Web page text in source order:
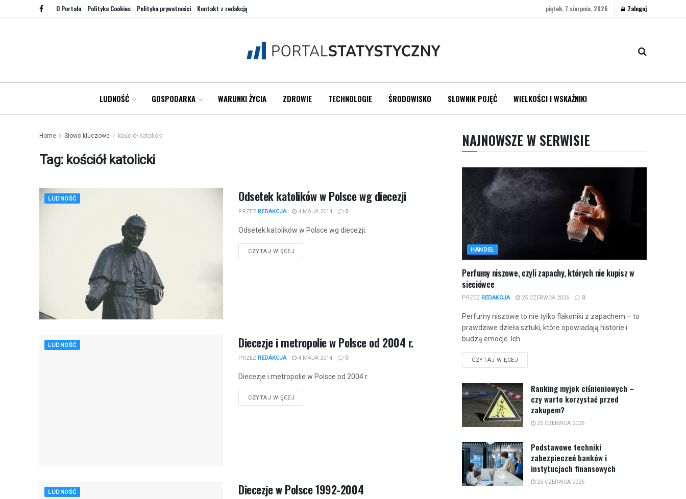
O Portalu Polityka Cookies Polityka prywatności Kontakt z redakcją piątek, 7 sierpnia, 2026 Zaloguj
LUDNOŚĆ GOSPODARKA WARUNKI ŻYCIA ZDROWIE TECHNOLOGIE ŚRODOWISKO SŁOWNIK POJĘĆ WIELKOŚCI I WSKAŹNIKI
Home Słowo kluczowe kościół katolicki
Tag: kościół katolicki
LUDNOŚĆ Odsetek katolików w Polsce wg diecezji
PRZEZ REDAKCJA 4 MAJA 2014 0
Odsetek katolików w Polsce wg diecezji.
CZYTAJ WIĘCEJ
LUDNOŚĆ Diecezje i metropolie w Polsce od 2004 r.
PRZEZ REDAKCJA 4 MAJA 2014 0
Diecezje i metropolie w Polsce od 2004 r.
CZYTAJ WIĘCEJ
LUDNOŚĆ Diecezje w Polsce 1992-2004
NAJNOWSZE W SERWISIE
HANDEL
Perfumy niszowe, czyli zapachy, których nie kupisz w
sieciówce
PRZEZ REDAKCJA 25 CZERWCA 2026 0
Perfumy niszowe to nie tylko flakoniki z zapachem – to
prawdziwe dzieła sztuki, które opowiadają historie i
budzą emocje. Ich...
CZYTAJ WIĘCEJ
Ranking myjek ciśnieniowych –
czy warto korzystać przed
zakupem?
25 CZERWCA 2026
Podstawowe techniki
zabezpieczeń banków i
instytucjach finansowych
25 CZERWCA 2026